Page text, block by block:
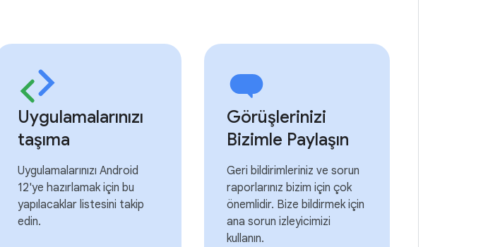
Uygulamalarınızı
taşıma
Uygulamalarınızı Android
12'ye hazırlamak için bu
yapılacaklar listesini takip
edin.
Görüşlerinizi
Bizimle Paylaşın
Geri bildirimleriniz ve sorun
raporlarınız bizim için çok
önemlidir. Bize bildirmek için
ana sorun izleyicimizi
kullanın.